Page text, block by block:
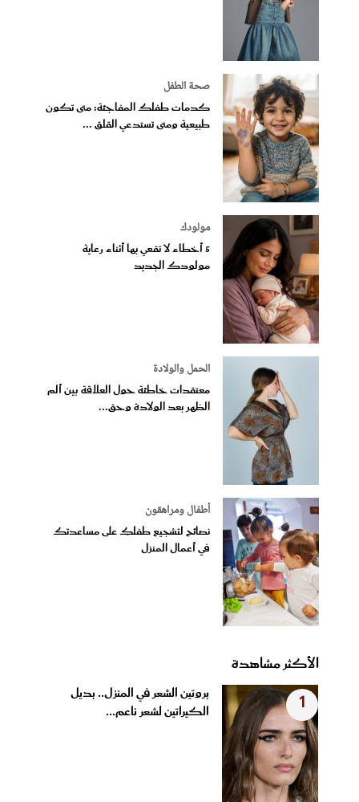
صحة الطفل
كدمات طفلك المفاجئة: متى تكون
طبيعية ومتى تستدعي القلق ...
مولودك
5 أخطاء لا تقعي بها أثناء رعاية
مولودك الجديد
الحمل والولادة
معتقدات خاطئة حول العلاقة بين ألم
الظهر بعد الولادة وحق...
أطفال ومراهقون
نصائح لتشجيع طفلكِ على مساعدتك
في أعمال المنزل
الأكثر مشاهدة
1
بروتين الشعر في المنزل.. بديل
الكيراتين لشعر ناعم...